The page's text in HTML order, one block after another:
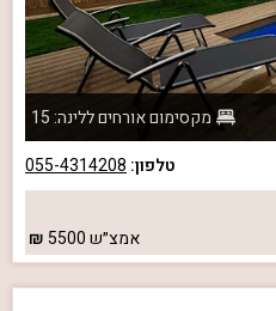
מקסימום אורחים ללינה: 15
טלפון: 055-4314208
אמצ״ש5500